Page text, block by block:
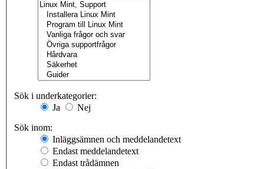
Sök i underkategorier:
Ja
Nej
Sök inom:
Inläggsämnen och meddelandetext
Endast meddelandetext
Endast trådämnen